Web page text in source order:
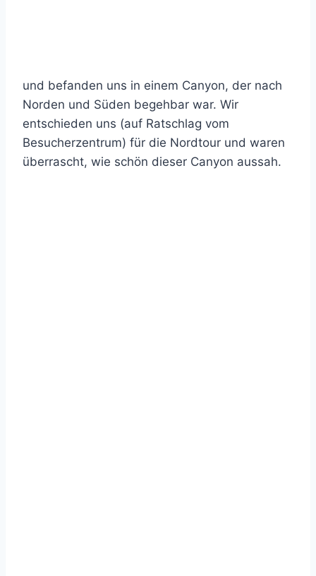
und befanden uns in einem Canyon, der nach
Norden und Süden begehbar war. Wir
entschieden uns (auf Ratschlag vom
Besucherzentrum) für die Nordtour und waren
überrascht, wie schön dieser Canyon aussah.